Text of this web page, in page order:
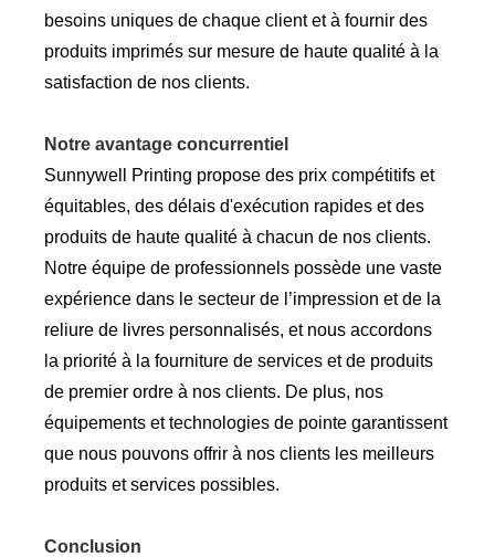
besoins uniques de chaque client et à fournir des
produits imprimés sur mesure de haute qualité à la
satisfaction de nos clients.
Notre avantage concurrentiel
Sunnywell Printing propose des prix compétitifs et
équitables, des délais d'exécution rapides et des
produits de haute qualité à chacun de nos clients.
Notre équipe de professionnels possède une vaste
expérience dans le secteur de l’impression et de la
reliure de livres personnalisés, et nous accordons
la priorité à la fourniture de services et de produits
de premier ordre à nos clients. De plus, nos
équipements et technologies de pointe garantissent
que nous pouvons offrir à nos clients les meilleurs
produits et services possibles.
Conclusion